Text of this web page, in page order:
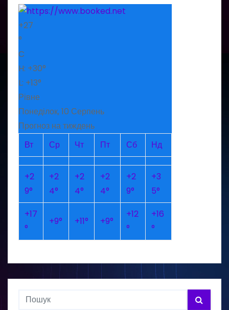
+27
°
C
H: +30°
L: +13°
Рівне
Понеділок, 10 Серпень
Прогноз на тиждень
Вт
Ср Чт Пт Сб Нд
+2
9°
+2
4°
+2
4°
+2
4°
+2
9°
+3
5°
+17
°
+9° +11° +9°
+12
°
+16
°